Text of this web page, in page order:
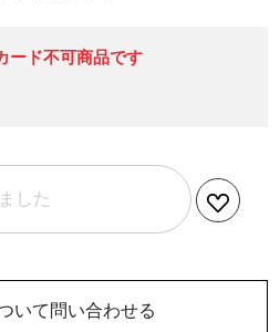
ード不可商品です
した
いて問い合わせる